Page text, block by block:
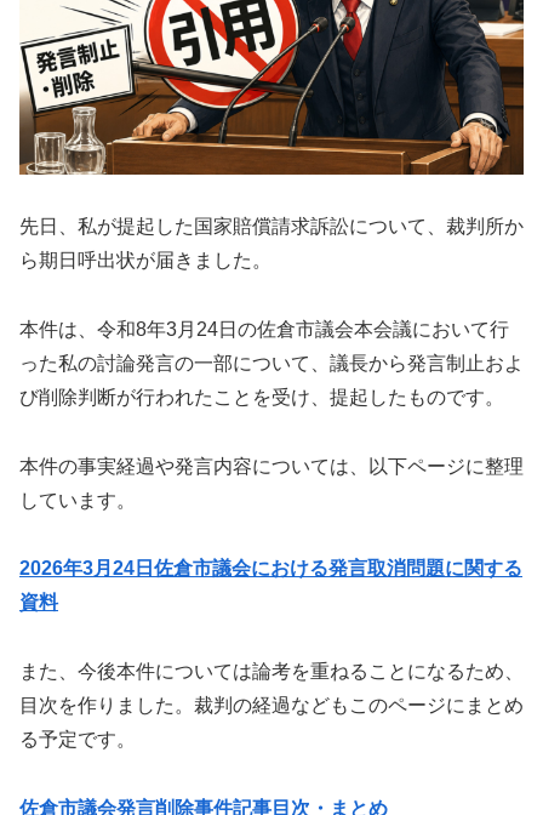
先日、私が提起した国家賠償請求訴訟について、裁判所か
ら期日呼出状が届きました。
本件は、令和8年3月24日の佐倉市議会本会議において行
った私の討論発言の一部について、議長から発言制止およ
び削除判断が行われたことを受け、提起したものです。
本件の事実経過や発言内容については、以下ページに整理
しています。
2026年3月24日佐倉市議会における発言取消問題に関する
資料
また、今後本件については論考を重ねることになるため、
目次を作りました。裁判の経過などもこのページにまとめ
る予定です。
佐倉市議会発言削除事件記事目次・まとめ